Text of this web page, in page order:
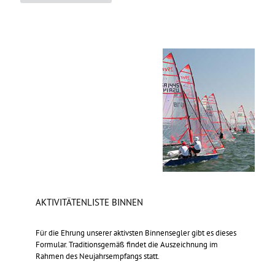
AKTIVITÄTENLISTE BINNEN
Für die Ehrung unserer aktivsten Binnensegler gibt es dieses
Formular. Traditionsgemäß findet die Auszeichnung im
Rahmen des Neujahrsempfangs statt.